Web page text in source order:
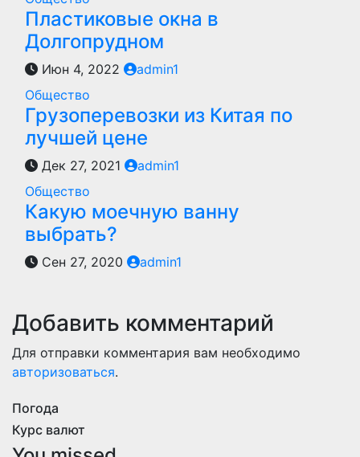
Пластиковые окна в
Долгопрудном
Июн 4, 2022
admin1
Общество
Грузоперевозки из Китая по
лучшей цене
Дек 27, 2021
admin1
Общество
Какую моечную ванну
выбрать?
Сен 27, 2020 admin1
Добавить комментарий
Для отправки комментария вам необходимо
авторизоваться.
Погода
Курс валют